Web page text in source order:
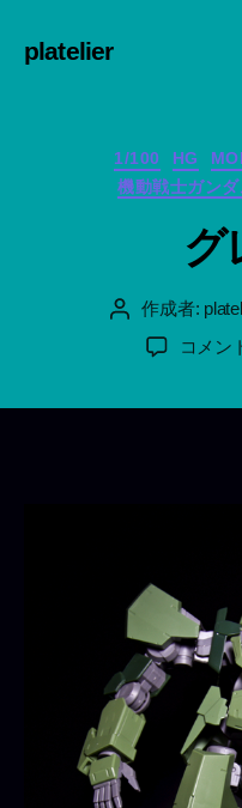
platelier
1/100 HG
機動戦士ガン
グ
投
作成者:
グ
コメン